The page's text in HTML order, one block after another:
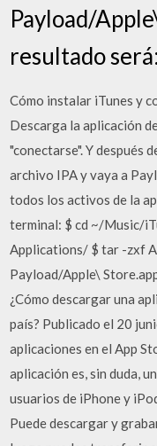
Payload/
resultado será:
Cómo instalar iTunes y
Descarga la aplicación
"conectarse". Y después
archivo IPA y vaya a
todos los activos de la
terminal: $ cd ~/Music/
Applications/ $ tar -zxf
Payload/Apple\
¿Cómo descargar una
país? Publicado el 20
aplicaciones en el App
aplicación es, sin duda,
usuarios de iPhone y
Puede descargar y